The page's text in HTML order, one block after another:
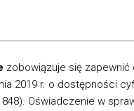
zobowiązuje się
2019 r. o dostępności
Oświadczenie w